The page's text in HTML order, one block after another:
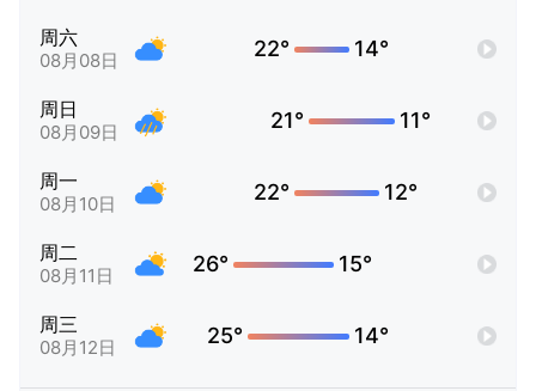
周六
08月08日 22° 14°
周日
08月09日 21° 11°
周一
08月10日 22° 12°
周二
08月11日 26° 15°
周三
08月12日 25° 14°